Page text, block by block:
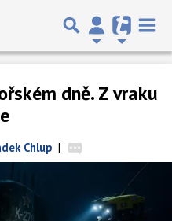
dně. Z vraku
Chlup |